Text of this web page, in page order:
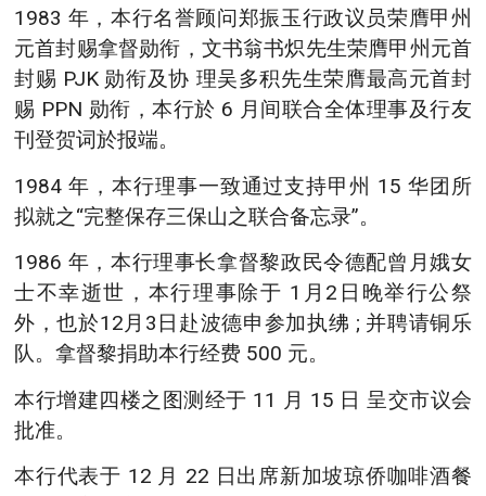
1983 年，本行名誉顾问郑振玉行政议员荣膺甲州
元首封赐拿督勋衔，文书翁书炽先生荣膺甲州元首
封赐 PJK 勋衔及协 理吴多积先生荣膺最高元首封
赐 PPN 勋衔，本行於 6 月间联合全体理事及行友
刊登贺词於报端。
1984 年，本行理事一致通过支持甲州 15 华团所
拟就之“完整保存三保山之联合备忘录”。
1986 年，本行理事长拿督黎政民令德配曾月娥女
士不幸逝世，本行理事除于 1月2日晚举行公祭
外，也於12月3日赴波德申参加执绋 ; 并聘请铜乐
队。拿督黎捐助本行经费 500 元。
本行增建四楼之图测经于 11 月 15 日 呈交市议会
批准。
本行代表于 12 月 22 日出席新加坡琼侨咖啡酒餐